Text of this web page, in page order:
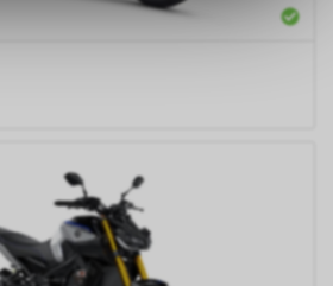
ermöglichen. Bitte beachten Sie,